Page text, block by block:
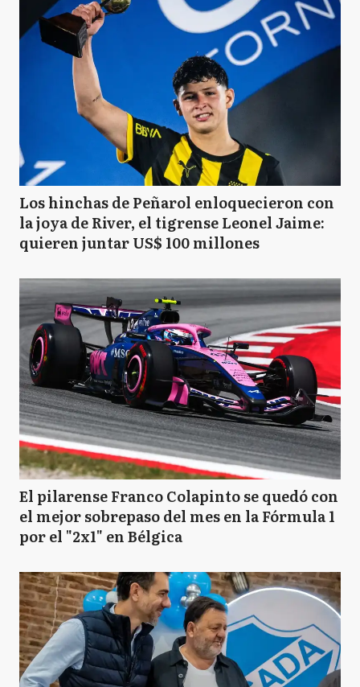
Los hinchas de Peñarol enloquecieron con
la joya de River, el tigrense Leonel Jaime:
quieren juntar US$ 100 millones
El pilarense Franco Colapinto se quedó con
el mejor sobrepaso del mes en la Fórmula 1
por el "2x1" en Bélgica